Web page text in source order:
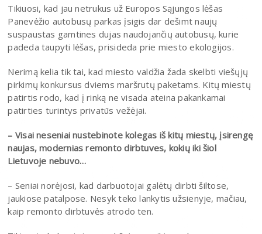
Tikiuosi, kad jau netrukus už Europos Sąjungos lėšas
Panevėžio autobusų parkas įsigis dar dešimt naujų
suspaustas gamtines dujas naudojančių autobusų, kurie
padeda taupyti lėšas, prisideda prie miesto ekologijos.
Nerimą kelia tik tai, kad miesto valdžia žada skelbti viešųjų
pirkimų konkursus dviems maršrutų paketams. Kitų miestų
patirtis rodo, kad į rinką ne visada ateina pakankamai
patirties turintys privatūs vežėjai.
– Visai neseniai nustebinote kolegas iš kitų miestų, įsirengę
naujas, modernias remonto dirbtuves, kokių iki šiol
Lietuvoje nebuvo…
– Seniai norėjosi, kad darbuotojai galėtų dirbti šiltose,
jaukiose patalpose. Nesyk teko lankytis užsienyje, mačiau,
kaip remonto dirbtuvės atrodo ten.